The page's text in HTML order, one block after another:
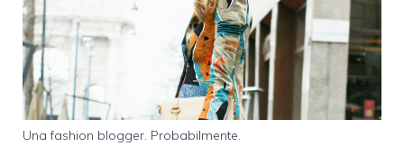
Una fashion blogger. Probabilmente.